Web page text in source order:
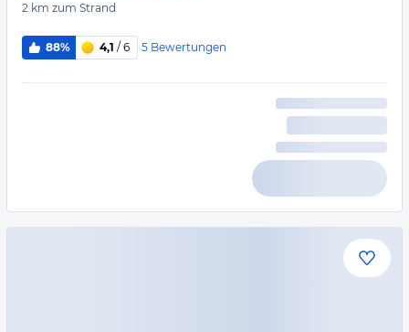
2 km zum Strand
88% 4,1 / 6 5 Bewertungen